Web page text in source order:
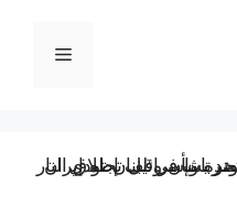
القائمة